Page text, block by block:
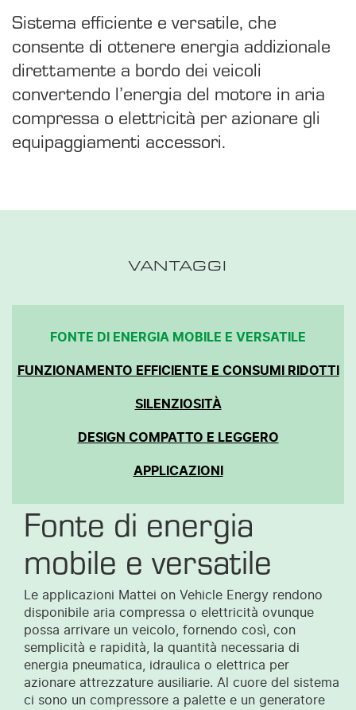
Sistema efficiente e versatile, che
consente di ottenere energia addizionale
direttamente a bordo dei veicoli
convertendo l’energia del motore in aria
compressa o elettricità per azionare gli
equipaggiamenti accessori.
VANTAGGI
FONTE DI ENERGIA MOBILE E VERSATILE
FUNZIONAMENTO EFFICIENTE E CONSUMI RIDOTTI
SILENZIOSITÀ
DESIGN COMPATTO E LEGGERO
APPLICAZIONI
Fonte di energia
mobile e versatile
Le applicazioni Mattei on Vehicle Energy rendono
disponibile aria compressa o elettricità ovunque
possa arrivare un veicolo, fornendo così, con
semplicità e rapidità, la quantità necessaria di
energia pneumatica, idraulica o elettrica per
azionare attrezzature ausiliarie. Al cuore del sistema
ci sono un compressore a palette e un generatore